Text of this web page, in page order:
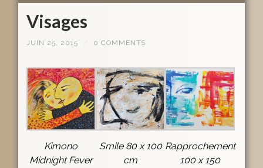
Visages
JUIN 25, 2015 0 COMMENTS
Kimono
Midnight Fever
Smile 80 x 100
cm
Rapprochement
100 x 150